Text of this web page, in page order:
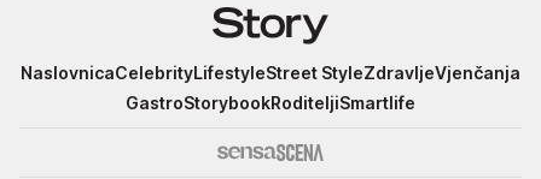
Story
NaslovnicaCelebrityLifestyleStreet StyleZdravljeVjenčanja
GastroStorybookRoditeljiSmartlife